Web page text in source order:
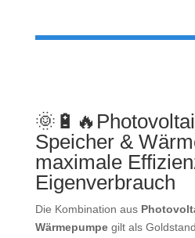
🌞🔋🔥
Speicher &
maximale
Eigenverbrauch
Die Kombination aus
Wärmepumpegilt als